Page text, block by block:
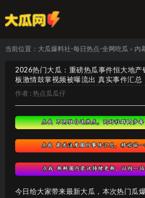
当前位置： 大瓜爆料社-每日热点-全网吃瓜 > 内
2026热门大瓜：重磅热瓜事件恒大地产
板激情鼓掌视频被曝流出 真实事件汇总
作者 : 热点瓜瓜仔
今日给大家带来最新大瓜，本次热门瓜